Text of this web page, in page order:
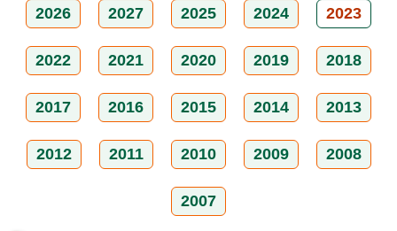
2026 2027 2025 2024 2023
2022 2021 2020 2019 2018
2017 2016 2015 2014 2013
2012 2011 2010 2009 2008
2007